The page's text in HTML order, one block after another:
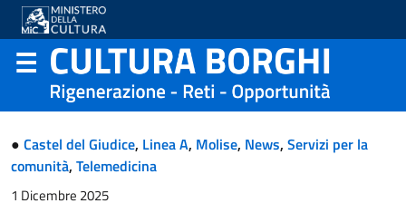
● Castel del Giudice, Linea A, Molise, News, Servizi per la
comunità, Telemedicina
1 Dicembre 2025